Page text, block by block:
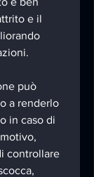
e il
può
a renderlo
in caso di
controllare